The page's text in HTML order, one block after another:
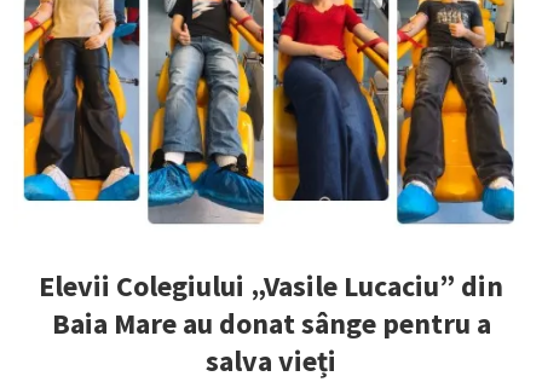
Elevii Colegiului „Vasile Lucaciu” din
Baia Mare au donat sânge pentru a
salva vieți